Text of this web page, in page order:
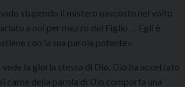
stupendo il mistero nascosto nel volto
a noi per mezzo del Figlio … Egli è
con la sua parola potente».
vede la gloria stessa di Dio. Dio ha accettato
carne della parola di Dio comporta una